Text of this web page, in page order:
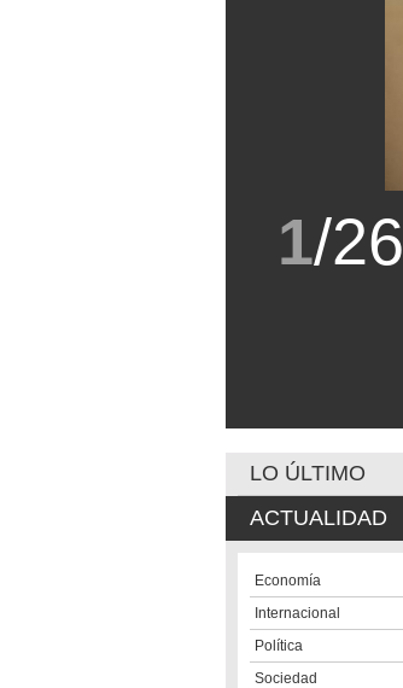
1/26
LO ÚLTIMO
ACTUALIDAD
Economía
Internacional
Política
Sociedad